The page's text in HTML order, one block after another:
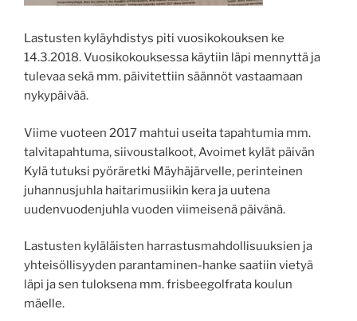
Lastusten kyläyhdistys piti vuosikokouksen ke
14.3.2018. Vuosikokouksessa käytiin läpi mennyttä ja
tulevaa sekä mm. päivitettiin säännöt vastaamaan
nykypäivää.
Viime vuoteen 2017 mahtui useita tapahtumia mm.
talvitapahtuma, siivoustalkoot, Avoimet kylät päivän
Kylä tutuksi pyöräretki Mäyhäjärvelle, perinteinen
juhannusjuhla haitarimusiikin kera ja uutena
uudenvuodenjuhla vuoden viimeisenä päivänä.
Lastusten kyläläisten harrastusmahdollisuuksien ja
yhteisöllisyyden parantaminen-hanke saatiin vietyä
läpi ja sen tuloksena mm. frisbeegolfrata koulun
mäelle.